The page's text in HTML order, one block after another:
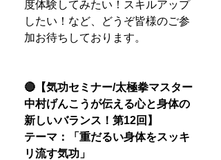
度体験してみたい！スキルアップ
したい！など、どうぞ皆様のご参
加お待ちしております。
🔴【気功セミナー/太極拳マスター
中村げんこうが伝える心と身体の
新しいバランス！第12回】
テーマ：「重だるい身体をスッキ
リ流す気功」